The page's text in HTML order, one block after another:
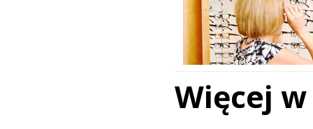
Więcej